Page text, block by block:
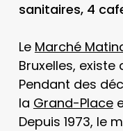
sanitaires, 4
Le Marché
Bruxelles, existe
Pendant des
la Grand-Place
Depuis 1973, le